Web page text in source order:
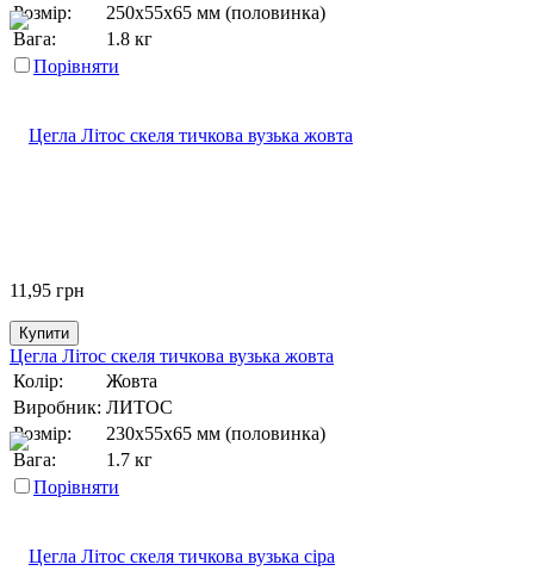
Розмір:
250х55х65 мм (половинка)
Вага:
1.8 кг
Порівняти
11,95 грн
Купити
Цегла Літос скеля тичкова вузька жовта
Колір:
Жовта
Виробник: ЛИТОС
Розмір:
230х55х65 мм (половинка)
Вага:
1.7 кг
Порівняти